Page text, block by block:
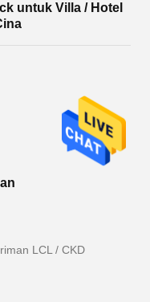
untuk Villa / Hotel
LCL / CKD